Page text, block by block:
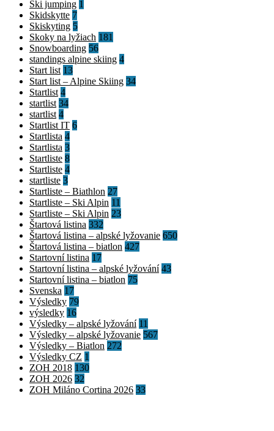
Ski jumping 1
Skidskytte 7
Skiskyting 5
Skoky na lyžiach 181
Snowboarding 56
standings alpine skiing 4
Start list 13
Start list – Alpine Skiing 34
Startlist 4
startlist 34
startlist 4
Startlist IT 6
Startlista 4
Startlista 3
Startliste 8
Startliste 4
startliste 3
Startliste – Biathlon 27
Startliste – Ski Alpin 11
Startliste – Ski Alpin 23
Štartová listina 332
Štartová listina – alpské lyžovanie 650
Štartová listina – biatlon 427
Startovní listina 17
Startovní listina – alpské lyžování 43
Startovní listina – biatlon 75
Svenska 17
Výsledky 79
výsledky 16
Výsledky – alpské lyžování 11
Výsledky – alpské lyžovanie 567
Výsledky – Biatlon 272
Výsledky CZ 1
ZOH 2018 130
ZOH 2026 32
ZOH Miláno Cortina 2026 33